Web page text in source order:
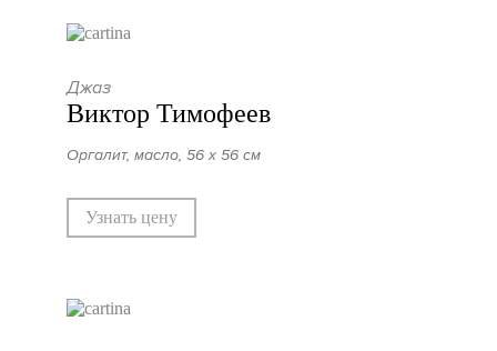
Джаз
Виктор Тимофеев
Оргалит, масло, 56 х 56 см
Узнать цену